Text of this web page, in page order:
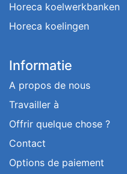
Horeca koelwerkbanken
Horeca koelingen
Informatie
A propos de nous
Travailler à
Offrir quelque chose ?
Contact
Options de paiement